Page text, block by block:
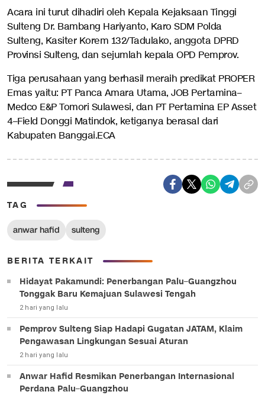
Acara ini turut dihadiri oleh Kepala Kejaksaan Tinggi
Sulteng Dr. Bambang Hariyanto, Karo SDM Polda
Sulteng, Kasiter Korem 132/Tadulako, anggota DPRD
Provinsi Sulteng, dan sejumlah kepala OPD Pemprov.
Tiga perusahaan yang berhasil meraih predikat PROPER
Emas yaitu: PT Panca Amara Utama, JOB Pertamina–
Medco E&P Tomori Sulawesi, dan PT Pertamina EP Asset
4–Field Donggi Matindok, ketiganya berasal dari
Kabupaten Banggai.ECA
TAG
anwar hafid sulteng
BERITA TERKAIT
Hidayat Pakamundi: Penerbangan Palu–Guangzhou
Tonggak Baru Kemajuan Sulawesi Tengah
2 hari yang lalu
Pemprov Sulteng Siap Hadapi Gugatan JATAM, Klaim
Pengawasan Lingkungan Sesuai Aturan
2 hari yang lalu
Anwar Hafid Resmikan Penerbangan Internasional
Perdana Palu–Guangzhou